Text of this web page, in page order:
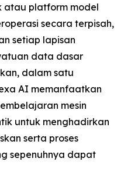
atau platform model
secara terpisah,
setiap lapisan
data dasar
dalam satu
AI memanfaatkan
mesin
untuk menghadirkan
serta proses
sepenuhnya dapat